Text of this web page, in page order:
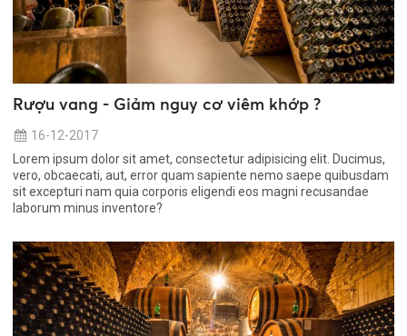
Rượu vang - Giảm nguy cơ viêm khớp ?
16-12-2017
Lorem ipsum dolor sit amet, consectetur adipisicing elit. Ducimus,
vero, obcaecati, aut, error quam sapiente nemo saepe quibusdam
sit excepturi nam quia corporis eligendi eos magni recusandae
laborum minus inventore?